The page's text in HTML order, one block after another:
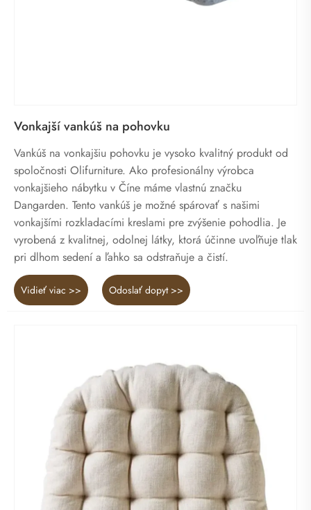
Vonkajší vankúš na pohovku
Vankúš na vonkajšiu pohovku je vysoko kvalitný produkt od
spoločnosti Olifurniture. Ako profesionálny výrobca
vonkajšieho nábytku v Číne máme vlastnú značku
Dangarden. Tento vankúš je možné spárovať s našimi
vonkajšími rozkladacími kreslami pre zvýšenie pohodlia. Je
vyrobená z kvalitnej, odolnej látky, ktorá účinne uvoľňuje tlak
pri dlhom sedení a ľahko sa odstraňuje a čistí.
Vidieť viac >> Odoslať dopyt >>